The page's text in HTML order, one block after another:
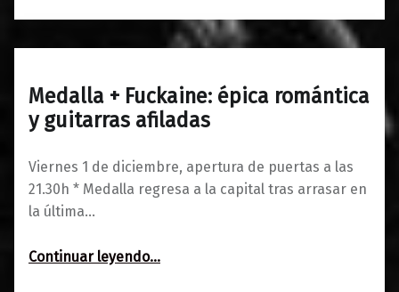
Medalla + Fuckaine: épica romántica
y guitarras afiladas
Viernes 1 de diciembre, apertura de puertas a las
21.30h * Medalla regresa a la capital tras arrasar en
la última…
Continuar leyendo“Medalla + Fuckaine: épica romántica y guitarras afiladas”
…
27/11/20170
Maravillas